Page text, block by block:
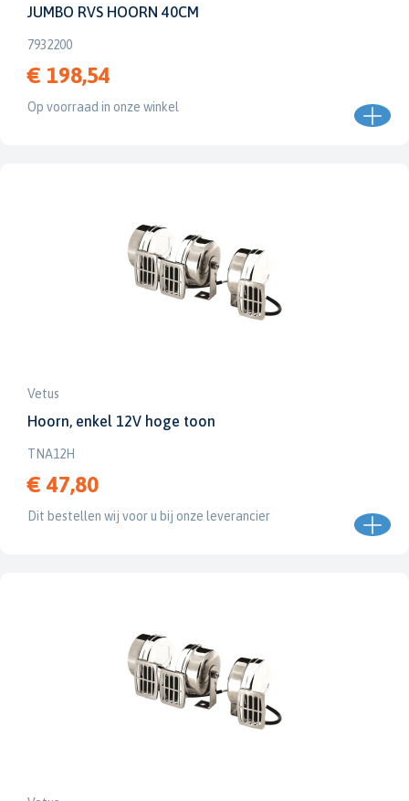
JUMBO RVS HOORN 40CM
7932200
€ 198,54
Op voorraad in onze winkel
Vetus
Hoorn, enkel 12V hoge toon
TNA12H
€ 47,80
Dit bestellen wij voor u bij onze leverancier